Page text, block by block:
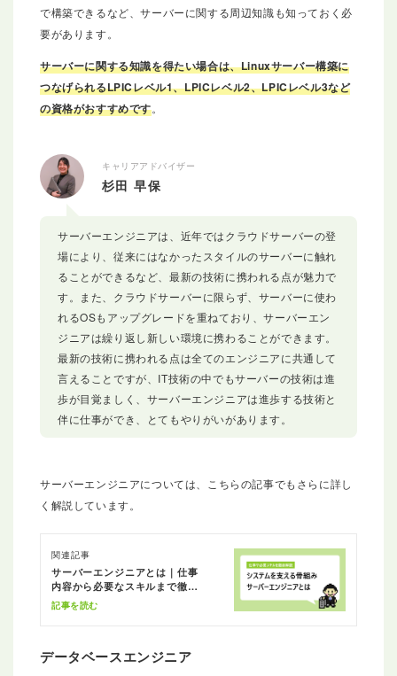
で構築できるなど、サーバーに関する周辺知識も知っておく必
要があります。
サーバーに関する知識を得たい場合は、Linuxサーバー構築に
つなげられるLPICレベル1、LPICレベル2、LPICレベル3など
の資格がおすすめです。
キャリアアドバイザー
杉田 早保
サーバーエンジニアは、近年ではクラウドサーバーの登
場により、従来にはなかったスタイルのサーバーに触れ
ることができるなど、最新の技術に携われる点が魅力で
す。また、クラウドサーバーに限らず、サーバーに使わ
れるOSもアップグレードを重ねており、サーバーエン
ジニアは繰り返し新しい環境に携わることができます。
最新の技術に携われる点は全てのエンジニアに共通して
言えることですが、IT技術の中でもサーバーの技術は進
歩が目覚ましく、サーバーエンジニアは進歩する技術と
伴に仕事ができ、とてもやりがいがあります。
サーバーエンジニアについては、こちらの記事でもさらに詳し
く解説しています。
関連記事
サーバーエンジニアとは｜仕事
内容から必要なスキルまで徹底
解説
記事を読む
データベースエンジニア